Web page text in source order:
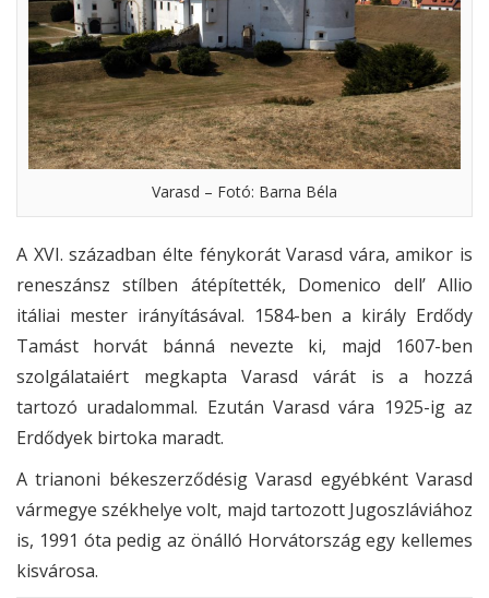
Varasd – Fotó: Barna Béla
A XVI. században élte fénykorát Varasd vára, amikor is
reneszánsz stílben átépítették, Domenico dell’ Allio
itáliai mester irányításával. 1584-ben a király Erdődy
Tamást horvát bánná nevezte ki, majd 1607-ben
szolgálataiért megkapta Varasd várát is a hozzá
tartozó uradalommal. Ezután Varasd vára 1925-ig az
Erdődyek birtoka maradt.
A trianoni békeszerződésig Varasd egyébként Varasd
vármegye székhelye volt, majd tartozott Jugoszláviához
is, 1991 óta pedig az önálló Horvátország egy kellemes
kisvárosa.